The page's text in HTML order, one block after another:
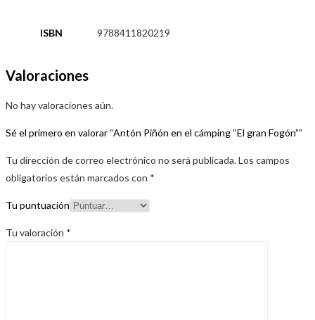
ISBN 9788411820219
Valoraciones
No hay valoraciones aún.
Sé el primero en valorar “Antón Piñón en el cámping “El gran Fogón””
Tu dirección de correo electrónico no será publicada.Los campos
obligatorios están marcados con *
Tu puntuación
Tu valoración *